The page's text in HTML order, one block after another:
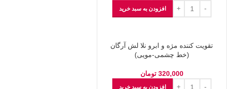
افزودن به سبد خرید
تقویت کننده مژه و ابرو نلا لش آرگان
(خط چشمی-مویی)
320,000 تومان
افزودن به سبد خرید